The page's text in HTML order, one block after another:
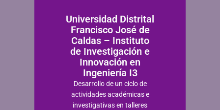
Universidad Distrital
Francisco José de
Caldas – Instituto
de Investigación e
Innovación en
Ingeniería I3
Desarrollo de un ciclo de
actividades académicas e
investigativas en talleres